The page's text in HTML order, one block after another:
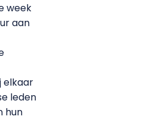
week
aan
elkaar
leden
hun